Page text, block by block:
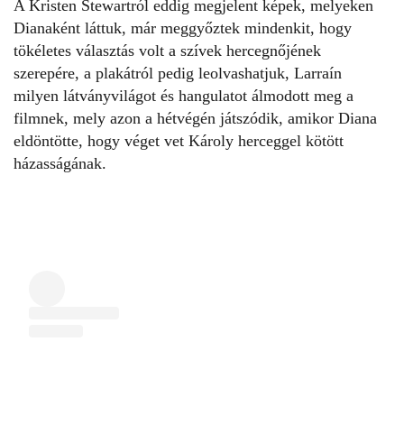
A Kristen Stewartról eddig megjelent képek, melyeken
Dianaként láttuk, már meggyőztek mindenkit, hogy
tökéletes választás volt a szívek hercegnőjének
szerepére, a plakátról pedig leolvashatjuk, Larraín
milyen látványvilágot és hangulatot álmodott meg a
filmnek, mely azon a hétvégén játszódik, amikor Diana
eldöntötte, hogy véget vet Károly herceggel kötött
házasságának.